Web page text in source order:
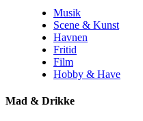
Musik
Scene & Kunst
Havnen
Fritid
Film
Hobby & Have
Mad & Drikke